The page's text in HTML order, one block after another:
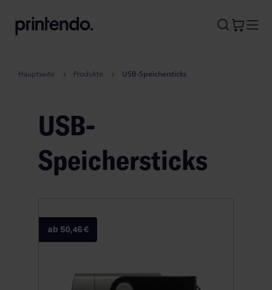
A
Hauptseite Produkte USB-Speichersticks
USB-
Speichersticks
ab 50,46 €